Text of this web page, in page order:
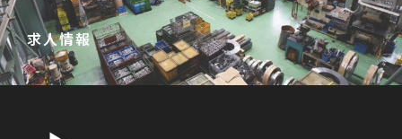
求人情報